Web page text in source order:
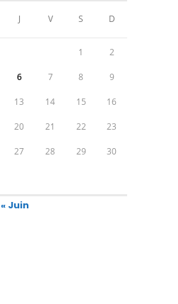
J V S D
1 2
6 7 8 9
13 14 15 16
20 21 22 23
27 28 29 30
« Juin